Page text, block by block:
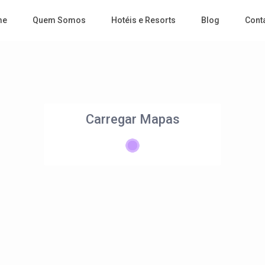
Quem Somos Hotéis e Resorts Blog
Carregar Mapas